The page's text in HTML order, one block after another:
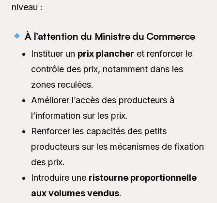
niveau :
À l’attention du Ministre du Commerce
Instituer un prix plancher et renforcer le
contrôle des prix, notamment dans les
zones reculées.
Améliorer l’accès des producteurs à
l’information sur les prix.
Renforcer les capacités des petits
producteurs sur les mécanismes de fixation
des prix.
Introduire une ristourne proportionnelle
aux volumes vendus.